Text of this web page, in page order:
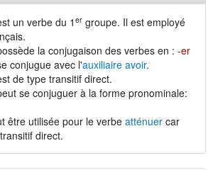
un verbe du 1 er groupe. Il est employé
la conjugaison des verbes en : -er
conjugue avec l'auxiliaire avoir.
de type transitif direct.
se conjuguer à la forme pronominale:
être utilisée pour le verbe atténuer car
direct.